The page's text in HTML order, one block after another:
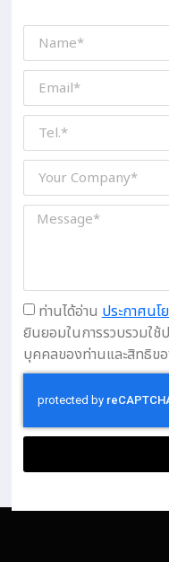
ท่านได้อ่านประกาศนโ
ยินยอมในการรวบรวมใช้
บุคคลของท่านและสิทธิข